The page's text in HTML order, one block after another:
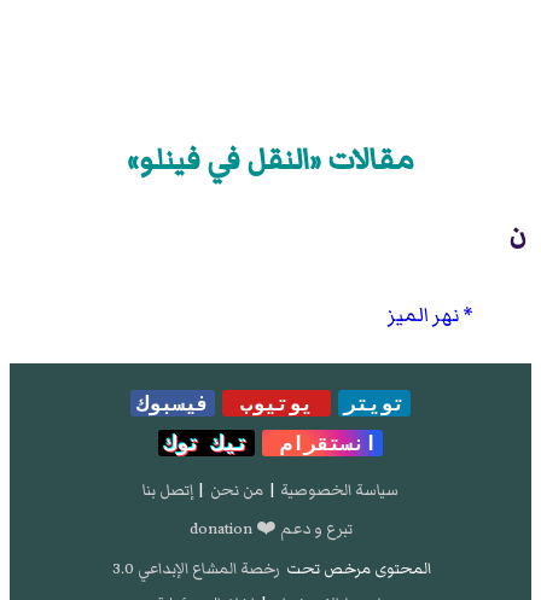
مقالات «النقل في فينلو»
ن
نهر الميز
تويتر يوتيوب
فيسبوك
انستقرام
تيك توك
سياسة الخصوصية | من نحن | إتصل بنا
تبرع و دعم ❤️ donation
المحتوى مرخص تحت رخصة المشاع الإبداعي 3.0